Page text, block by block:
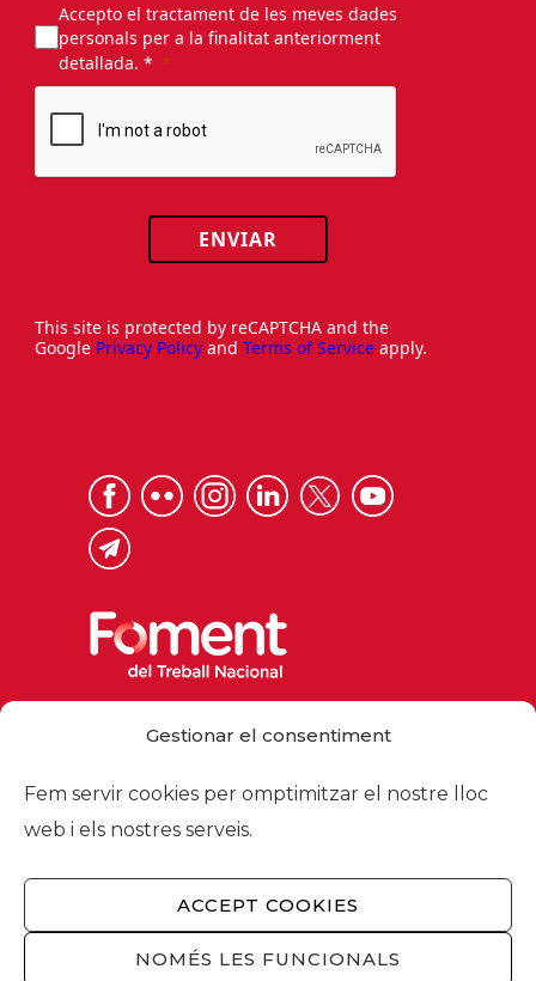
Gestionar el consentiment
Fem servir cookies per omptimitzar el nostre lloc
web i els nostres serveis.
ACCEPT COOKIES
NOMÉS LES FUNCIONALS
Accepto el tractament de les meves dades
personals per a la finalitat anteriorment
detallada. *
ENVIAR
This site is protected by reCAPTCHA and the
Google Privacy Policy and Terms of Service apply.
foment@foment.com
© 2026 - Foment del Treball Nacional
Nosaltres